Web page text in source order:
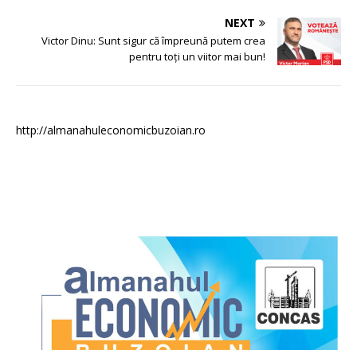
NEXT
Victor Dinu: Sunt sigur că împreună putem crea
pentru toți un viitor mai bun!
http://almanahuleconomicbuzoian.ro